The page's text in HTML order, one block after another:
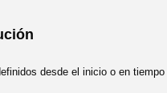
desde el inicio o en